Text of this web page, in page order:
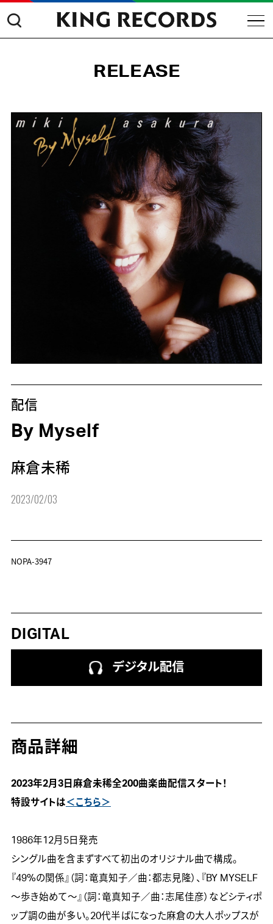
RELEASE
配信
By Myself
麻倉未稀
2023/02/03
NOPA-3947
DIGITAL
デジタル配信
商品詳細
2023年2月3日麻倉未稀全200曲楽曲配信スタート！
特設サイトは＜こちら＞
1986年12月5日発売
シングル曲を含まずすべて初出のオリジナル曲で構成。
『49%の関係』（詞：竜真知子／曲：都志見隆）、『BY MYSELF
～歩き始めて～』（詞：竜真知子／曲：志尾佳彦）などシティポ
ップ調の曲が多い。20代半ばになった麻倉の大人ポップスが